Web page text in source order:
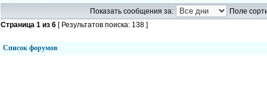
Показать сообщения за:
Поле
Страница 1 из 6 [ Результатов поиска: 138 ]
Список форумов